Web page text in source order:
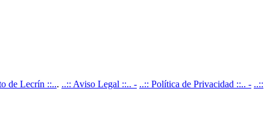
de Lecrín ::... ..:: Aviso Legal ::.. - ..:: Política de Privacidad ::.. - ..::